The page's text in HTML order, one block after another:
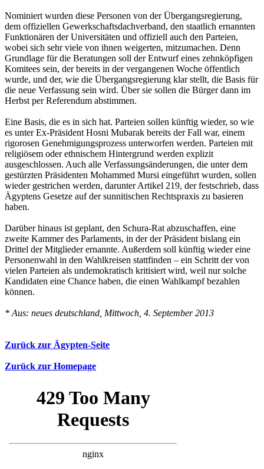
Nominiert wurden diese Personen von der Übergangsregierung,
dem offiziellen Gewerkschaftsdachverband, den staatlich ernannten
Funktionären der Universitäten und offiziell auch den Parteien,
wobei sich sehr viele von ihnen weigerten, mitzumachen. Denn
Grundlage für die Beratungen soll der Entwurf eines zehnköpfigen
Komitees sein, der bereits in der vergangenen Woche öffentlich
wurde, und der, wie die Übergangsregierung klar stellt, die Basis für
die neue Verfassung sein wird. Über sie sollen die Bürger dann im
Herbst per Referendum abstimmen.
Eine Basis, die es in sich hat. Parteien sollen künftig wieder, so wie
es unter Ex-Präsident Hosni Mubarak bereits der Fall war, einem
rigorosen Genehmigungsprozess unterworfen werden. Parteien mit
religiösem oder ethnischem Hintergrund werden explizit
ausgeschlossen. Auch alle Verfassungsänderungen, die unter dem
gestürzten Präsidenten Mohammed Mursi eingeführt wurden, sollen
wieder gestrichen werden, darunter Artikel 219, der festschrieb, dass
Ägyptens Gesetze auf der sunnitischen Rechtspraxis zu basieren
haben.
Darüber hinaus ist geplant, den Schura-Rat abzuschaffen, eine
zweite Kammer des Parlaments, in der der Präsident bislang ein
Drittel der Mitglieder ernannte. Außerdem soll künftig wieder eine
Personenwahl in den Wahlkreisen stattfinden – ein Schritt der von
vielen Parteien als undemokratisch kritisiert wird, weil nur solche
Kandidaten eine Chance haben, die einen Wahlkampf bezahlen
können.
* Aus: neues deutschland, Mittwoch, 4. September 2013
Zurück zur Ägypten-Seite
Zurück zur Homepage